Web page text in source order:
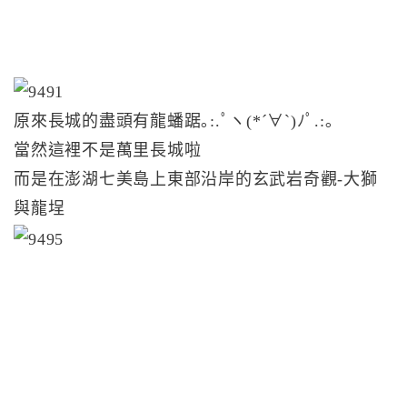
原來長城的盡頭有龍蟠踞｡:.ﾟヽ(*´∀`)ﾉﾟ.:｡
當然這裡不是萬里長城啦
而是在澎湖七美島上東部沿岸的玄武岩奇觀-大獅
與龍埕